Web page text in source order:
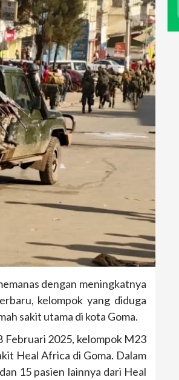
dengan meningkatnya
kelompok yang diduga
sakit utama di kota Goma.
Februari 2025, kelompok M23
Heal Africa di Goma. Dalam
15 pasien lainnya dari Heal